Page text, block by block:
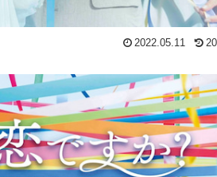
2022.05.11